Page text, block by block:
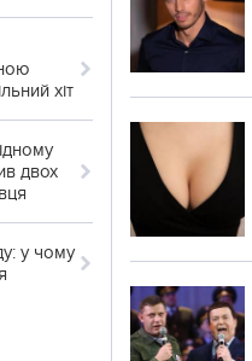
хіт
двох
у чому